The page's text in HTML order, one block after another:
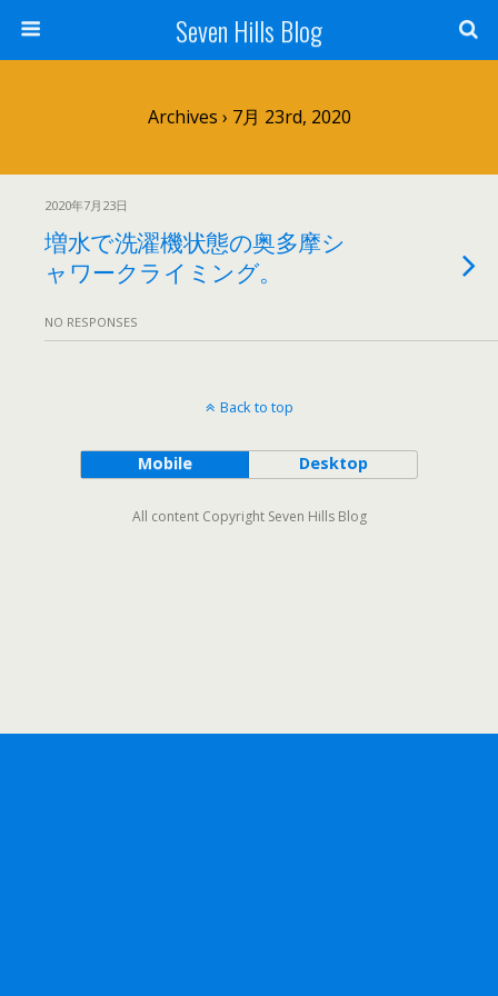
Seven Hills Blog
Archives › 7月 23rd, 2020
2020年7月23日
増水で洗濯機状態の奥多摩シ
ャワークライミング。
NO RESPONSES
Back to top
Mobile Desktop
All content Copyright Seven Hills Blog